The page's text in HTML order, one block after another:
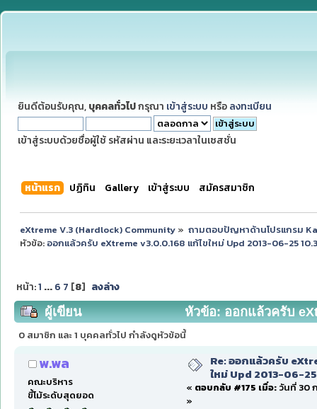
ยินดีต้อนรับคุณ, บุคคลทั่วไปกรุณา เข้าสู่ระบบ หรือ ลงทะเบียน
เข้าสู่ระบบด้วยชื่อผู้ใช้ รหัสผ่าน และระยะเวลาในเซสชั่น
หน้าแรก ปฏิทิน Gallery เข้าสู่ระบบ สมัครสมาชิก
eXtreme V.3 (Hardlock) Community» ถามตอบปัญหาด้านโปรแกรม
หัวข้อ: ออกแล้วครับ eXtreme v3.0.0.168 แก้ไขใหม่ Upd 2013-06-25
หน้า:1 ... 6 7 [8] ลงล่าง
ผู้เขียน
หัวข้อ: ออกแล้วครับ
152101 ครั้ง)
0 สมาชิก และ 1 บุคคลทั่วไป กำลังดูหัวข้อนี้
พ.พล
คณะบริหาร
ขี้โม้ระดับสุดยอด
Re: ออกแล้วครับ
ใหม่ Upd 2013-06-
« ตอบกลับ #175 เมื่อ: วันที่ 30
»